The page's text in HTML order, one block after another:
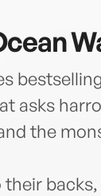
asks
the